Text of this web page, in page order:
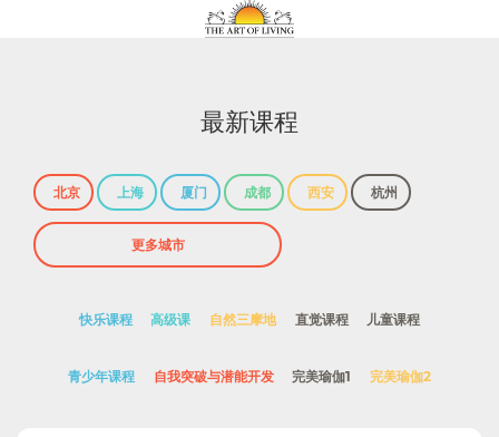
最新课程
北京 上海 厦门 成都 西安 杭州
快乐课程 高级课 自然三摩地 直觉课程 儿童课程
青少年课程 自我突破与潜能开发 完美瑜伽1 完美瑜伽2